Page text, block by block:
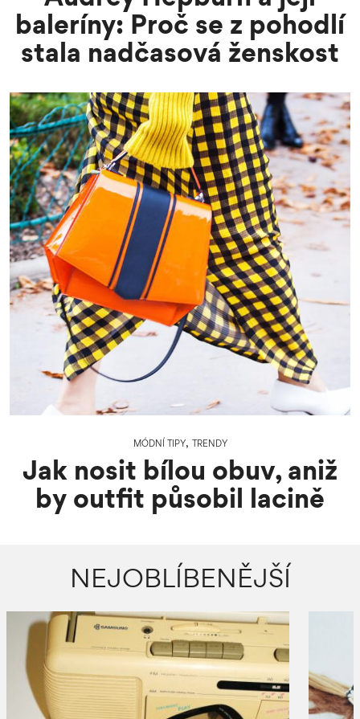
baleríny: Proč se z pohodlí
stala nadčasová ženskost
MÓDNÍ TIPY, TRENDY
Jak nosit bílou obuv, aniž
by outfit působil lacině
NEJOBLÍBENĚJŠÍ